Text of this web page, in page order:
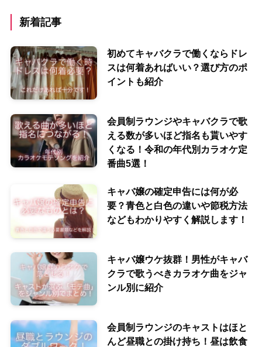
新着記事
初めてキャバクラで働くならドレ
スは何着あればいい？選び方のポ
イントも紹介
会員制ラウンジやキャバクラで歌
える数が多いほど指名も貰いやす
くなる！令和の年代別カラオケ定
番曲5選！
キャバ嬢の確定申告には何が必
要？青色と白色の違いや節税方法
などもわかりやすく解説します！
キャバ嬢ウケ抜群！男性がキャバ
クラで歌うべきカラオケ曲をジャ
ンル別に紹介
会員制ラウンジのキャストはほと
んど昼職との掛け持ち！昼は飲食